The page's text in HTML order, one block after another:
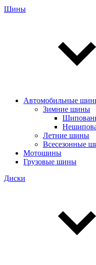
Шины
Автомобильные
Зимние шины
Летние шины
Всесезонные
Мотошины
Грузовые шины
Диски